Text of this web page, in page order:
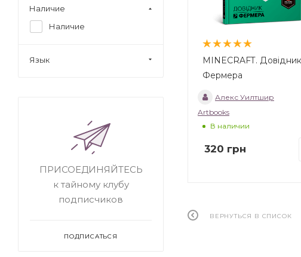
MINECRAFT. Довідник
Фермера
Алекс Уилтшир
Artbooks
В наличии
320 грн
ВЕРНУТЬСЯ В СПИСОК
Наличие
Наличие
Язык
ПРИСОЕДИНЯЙТЕСЬ
к тайному клубу
подписчиков
ПОДПИСАТЬСЯ